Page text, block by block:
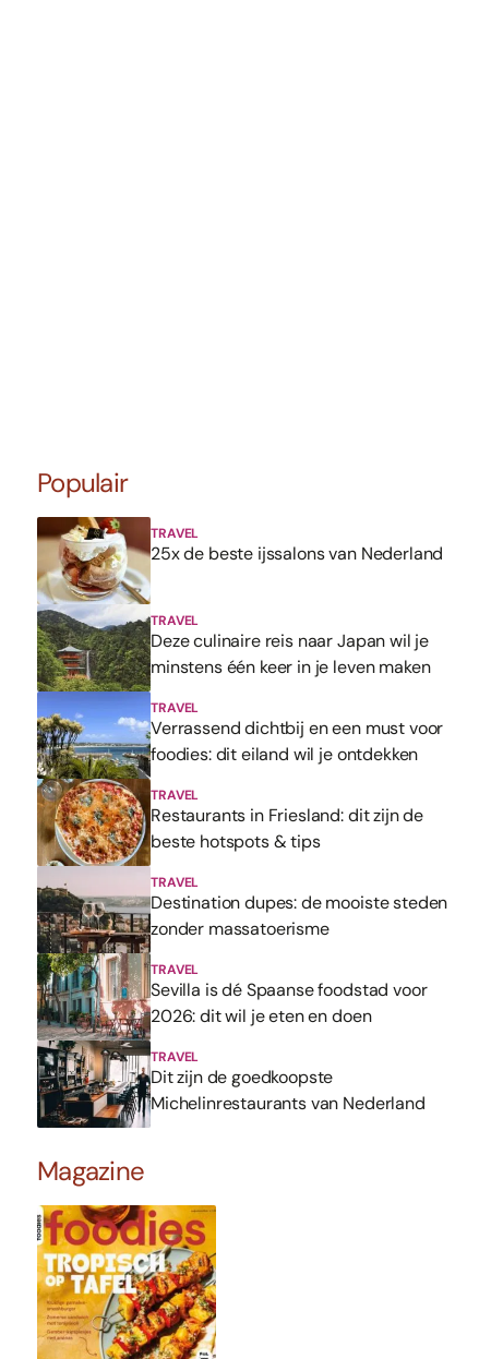
Populair
TRAVEL
25x de beste ijssalons van Nederland
TRAVEL
Deze culinaire reis naar Japan wil je
minstens één keer in je leven maken
TRAVEL
Verrassend dichtbij en een must voor
foodies: dit eiland wil je ontdekken
TRAVEL
Restaurants in Friesland: dit zijn de
beste hotspots & tips
TRAVEL
Destination dupes: de mooiste steden
zonder massatoerisme
TRAVEL
Sevilla is dé Spaanse foodstad voor
2026: dit wil je eten en doen
TRAVEL
Dit zijn de goedkoopste
Michelinrestaurants van Nederland
Magazine